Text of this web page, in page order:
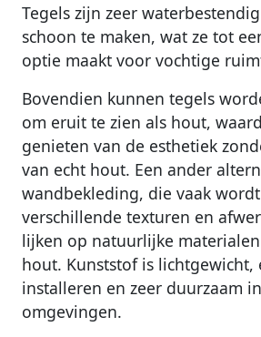
Tegels zijn zeer
schoon te maken, wat ze tot
optie maakt voor vochtige
Bovendien kunnen tegels
om eruit te zien als hout,
genieten van de esthetiek
van echt hout. Een ander
wandbekleding, die vaak
verschillende texturen en
lijken op natuurlijke
hout. Kunststof is lichtgewicht,
installeren en zeer duurzaam
omgevingen.